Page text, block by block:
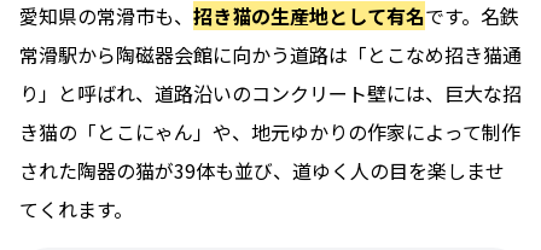
愛知県の常滑市も、 招き猫の生産地として有名です。名鉄
常滑駅から陶磁器会館に向かう道路は「とこなめ招き猫通
り」と呼ばれ、道路沿いのコンクリート壁には、巨大な招
き猫の「とこにゃん」や、地元ゆかりの作家によって制作
された陶器の猫が39体も並び、道ゆく人の目を楽しませ
てくれます。